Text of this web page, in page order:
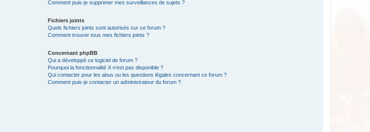
Comment puis-je supprimer mes surveillances de sujets ?
Fichiers joints
Quels fichiers joints sont autorisés sur ce forum ?
Comment trouver tous mes fichiers joints ?
Concernant phpBB
Qui a développé ce logiciel de forum ?
Pourquoi la fonctionnalité X n’est pas disponible ?
Qui contacter pour les abus ou les questions légales concernant ce forum ?
Comment puis-je contacter un administrateur du forum ?